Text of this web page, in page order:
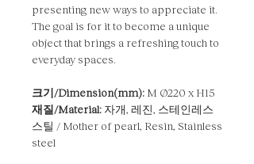
presenting new ways to appreciate it.
The goal is for it to become a unique
object that brings a refreshing touch to
everyday spaces.
크기/Dimension(mm): M Ø220 x H15
재질/Material: 자개, 레진, 스테인레스
스틸 / Mother of pearl, Resin, Stainless
steel